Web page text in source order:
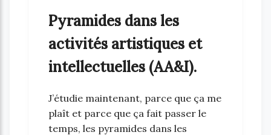
Pyramides dans les
activités artistiques et
intellectuelles (AA&I).
J’étudie maintenant, parce que ça me
plaît et parce que ça fait passer le
temps, les pyramides dans les